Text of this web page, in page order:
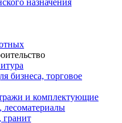
назначения
бизнеса, торговое
и комплектующие